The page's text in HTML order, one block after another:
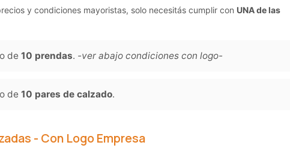
y condiciones mayoristas, solo necesitás cumplir con UNA de las
de 10 prendas. -ver abajo condiciones con logo-
de 10 pares de calzado.
- Con Logo Empresa